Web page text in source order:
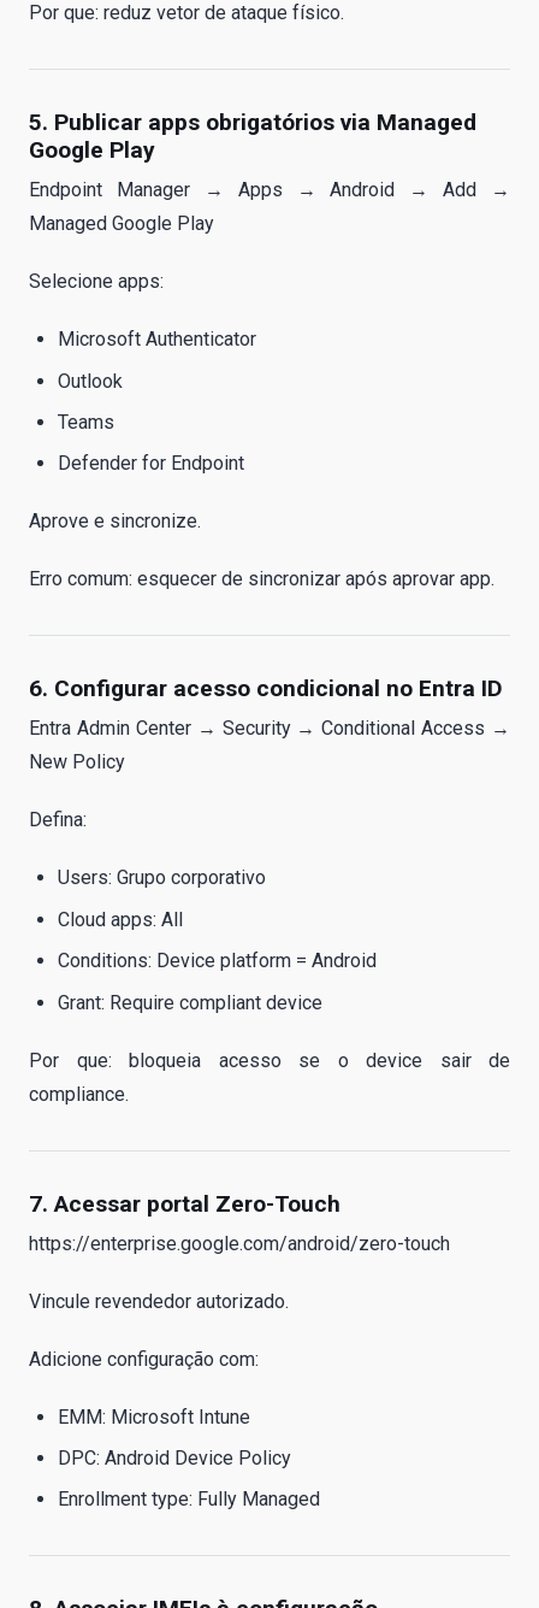
Por que: reduz vetor de ataque físico.
5. Publicar apps obrigatórios via Managed
Google Play
Endpoint Manager → Apps → Android → Add →
Managed Google Play
Selecione apps:
Microsoft Authenticator
Outlook
Teams
Defender for Endpoint
Aprove e sincronize.
Erro comum: esquecer de sincronizar após aprovar app.
6. Configurar acesso condicional no Entra ID
Entra Admin Center → Security → Conditional Access →
New Policy
Defina:
Users: Grupo corporativo
Cloud apps: All
Conditions: Device platform = Android
Grant: Require compliant device
Por que: bloqueia acesso se o device sair de
compliance.
7. Acessar portal Zero-Touch
https://enterprise.google.com/android/zero-touch
Vincule revendedor autorizado.
Adicione configuração com:
EMM: Microsoft Intune
DPC: Android Device Policy
Enrollment type: Fully Managed